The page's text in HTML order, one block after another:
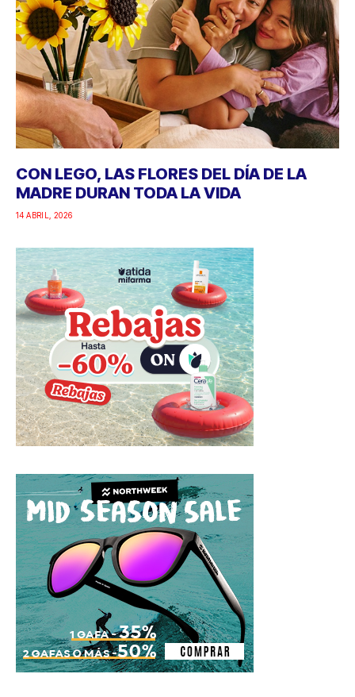
CON LEGO, LAS FLORES DEL DÍA DE LA
MADRE DURAN TODA LA VIDA
14 ABRIL, 2026